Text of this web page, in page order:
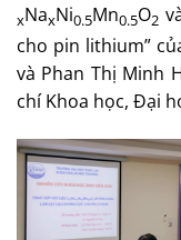
xNaxNi0.5Mn0.5O2
cho pin lithium”
và Phan Thị Minh
chí Khoa học, Đại